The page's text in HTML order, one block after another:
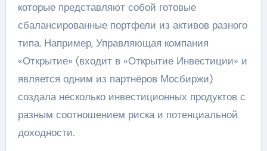
которые представляют собой готовые
сбалансированные портфели из активов разного
типа. Например, Управляющая компания
«Открытие» (входит в «Открытие Инвестиции» и
является одним из партнёров Мосбиржи)
создала несколько инвестиционных продуктов с
разным соотношением риска и потенциальной
доходности.